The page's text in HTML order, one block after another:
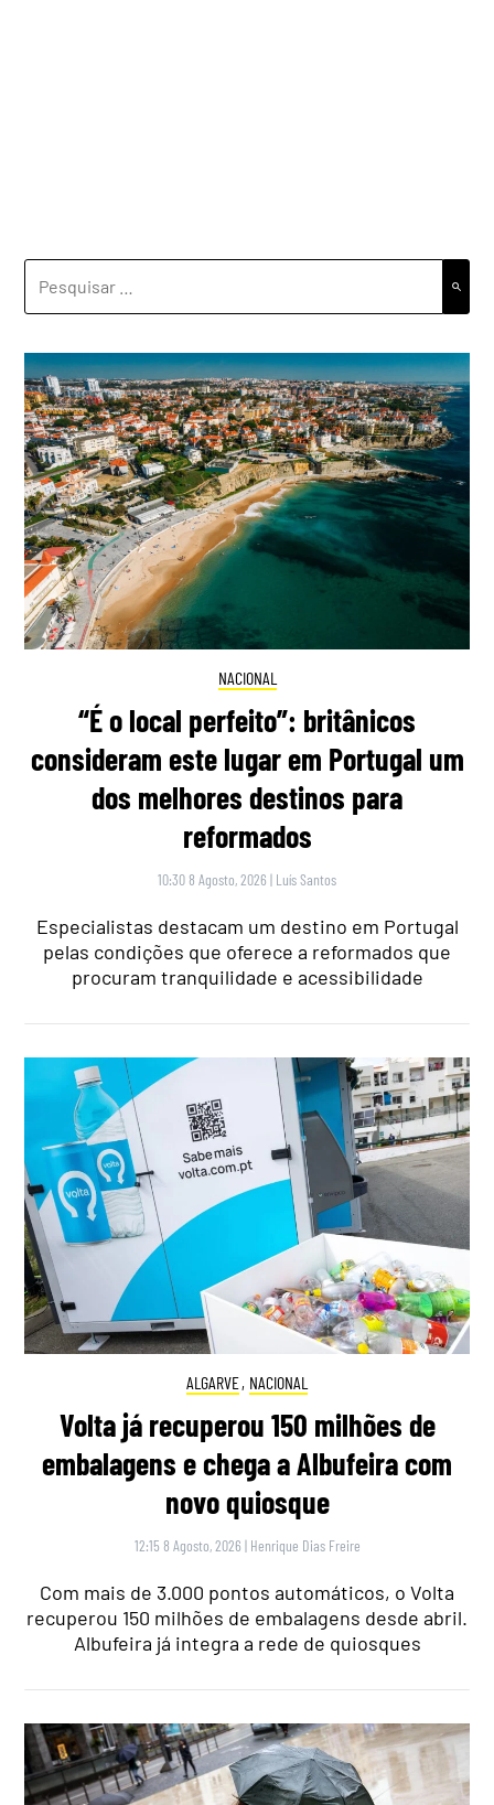
NACIONAL
“É o local perfeito”: britânicos
consideram este lugar em Portugal um
dos melhores destinos para
reformados
10:30 8 Agosto, 2026 | Luís Santos
Especialistas destacam um destino em Portugal
pelas condições que oferece a reformados que
procuram tranquilidade e acessibilidade
ALGARVE, NACIONAL
Volta já recuperou 150 milhões de
embalagens e chega a Albufeira com
novo quiosque
12:15 8 Agosto, 2026 | Henrique Dias Freire
Com mais de 3.000 pontos automáticos, o Volta
recuperou 150 milhões de embalagens desde abril.
Albufeira já integra a rede de quiosques